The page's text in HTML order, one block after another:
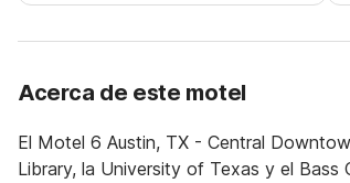
Acerca de este motel
El Motel 6 Austin, TX - Central
Library, la University of Texas y el